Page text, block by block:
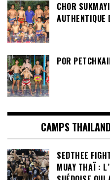
CHOR
AUTHENTIQUE
POR
CAMPS
SEDTHEE
MUAY THAÏ :